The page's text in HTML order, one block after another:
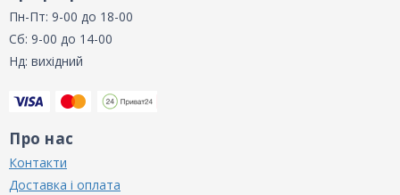
Пн-Пт: 9-00 до 18-00
Сб: 9-00 до 14-00
Нд: вихідний
Про нас
Контакти
Доставка і оплата